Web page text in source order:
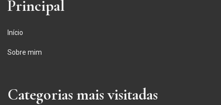
Principal
Início
Sobre mim
Categorias mais visitadas